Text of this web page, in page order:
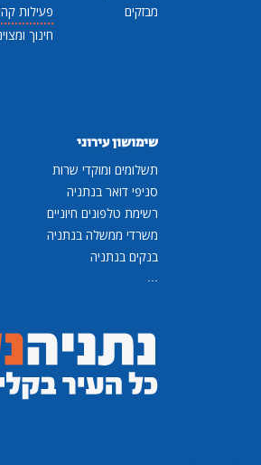
מבזקים
פעילות
חינוך
שימושון עירוני
תשלומים ומוקדי שרות
סניפי דואר בנתניה
רשימת טלפונים חיוניים
משרדי ממשלה בנתניה
בנקים בנתניה
...